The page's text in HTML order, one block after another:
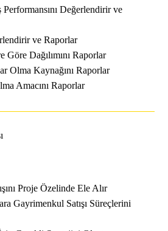
Değerlendirir ve
ve Raporlar
Göre Dağılımını Raporlar
Olma Kaynağını Raporlar
Amacını Raporlar
Proje Özelinde Ele Alır
Gayrimenkul Satışı Süreçlerini